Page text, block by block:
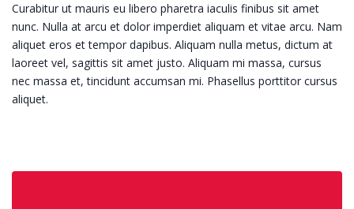
Curabitur ut mauris eu libero pharetra iaculis finibus sit amet
nunc. Nulla at arcu et dolor imperdiet aliquam et vitae arcu. Nam
aliquet eros et tempor dapibus. Aliquam nulla metus, dictum at
laoreet vel, sagittis sit amet justo. Aliquam mi massa, cursus
nec massa et, tincidunt accumsan mi. Phasellus porttitor cursus
aliquet.